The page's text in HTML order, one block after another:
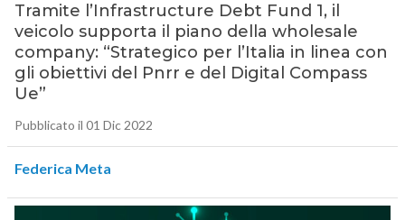
Tramite l’Infrastructure Debt Fund 1, il
veicolo supporta il piano della wholesale
company: “Strategico per l’Italia in linea con
gli obiettivi del Pnrr e del Digital Compass
Ue”
Pubblicato il 01 Dic 2022
Federica Meta